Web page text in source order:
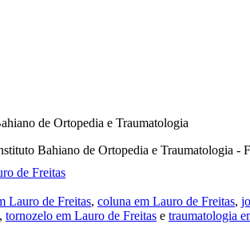
de Ortopedia e Traumatologia
de Freitas
Lauro de Freitas, coluna em Lauro de Freitas,
, tornozelo em Lauro de Freitas e traumatologia